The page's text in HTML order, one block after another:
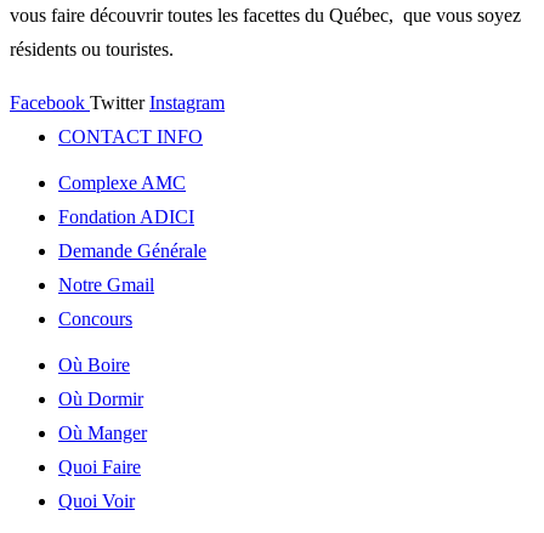
vous faire découvrir toutes les facettes du Québec, que vous soyez
résidents ou touristes.
Facebook Twitter Instagram
CONTACT INFO
Complexe AMC
Fondation ADICI
Demande Générale
Notre Gmail
Concours
Où Boire
Où Dormir
Où Manger
Quoi Faire
Quoi Voir